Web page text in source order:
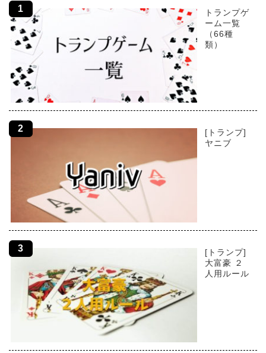
トランプゲ
ーム一覧
（66種
類）
[トランプ]
ヤニブ
[トランプ]
大富豪 ２
人用ルール